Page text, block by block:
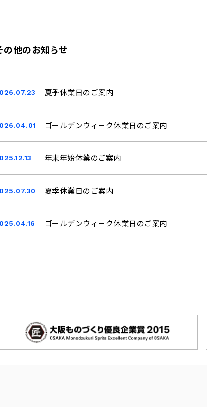
の他のお知らせ
夏季休業日のご案内
ゴールデンウィーク休業日のご案内
年末年始休業のご案内
夏季休業日のご案内
ゴールデンウィーク休業日のご案内